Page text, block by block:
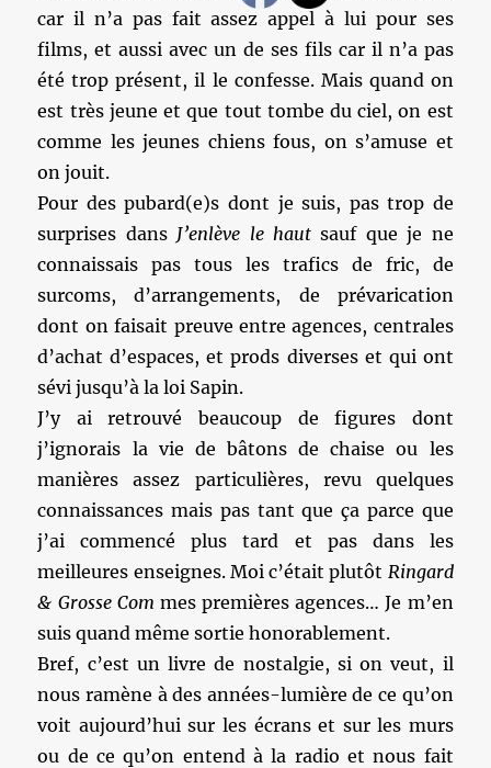
car il n’a pas fait assez appel à lui pour ses
films, et aussi avec un de ses fils car il n’a pas
été trop présent, il le confesse. Mais quand on
est très jeune et que tout tombe du ciel, on est
comme les jeunes chiens fous, on s’amuse et
on jouit.
Pour des pubard(e)s dont je suis, pas trop de
surprises dans J’enlève le haut sauf que je ne
connaissais pas tous les trafics de fric, de
surcoms, d’arrangements, de prévarication
dont on faisait preuve entre agences, centrales
d’achat d’espaces, et prods diverses et qui ont
sévi jusqu’à la loi Sapin.
J’y ai retrouvé beaucoup de figures dont
j’ignorais la vie de bâtons de chaise ou les
manières assez particulières, revu quelques
connaissances mais pas tant que ça parce que
j’ai commencé plus tard et pas dans les
meilleures enseignes. Moi c’était plutôt Ringard
& Grosse Com mes premières agences… Je m’en
suis quand même sortie honorablement.
Bref, c’est un livre de nostalgie, si on veut, il
nous ramène à des années-lumière de ce qu’on
voit aujourd’hui sur les écrans et sur les murs
ou de ce qu’on entend à la radio et nous fait